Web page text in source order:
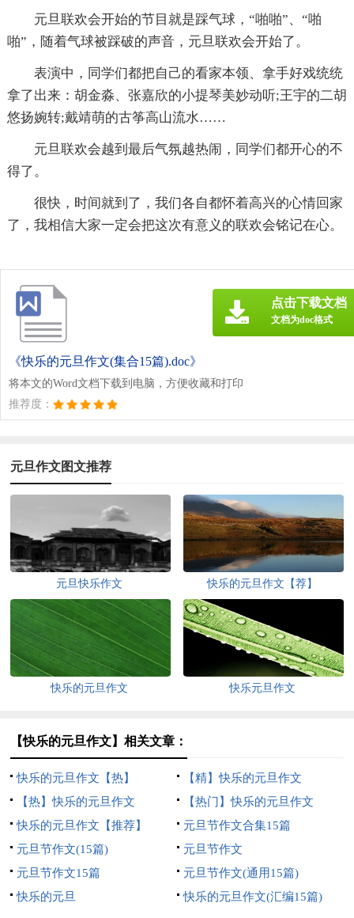
元旦联欢会开始的节目就是踩气球，“啪啪”、“啪
啪”，随着气球被踩破的声音，元旦联欢会开始了。
表演中，同学们都把自己的看家本领、拿手好戏统统
拿了出来：胡金淼、张嘉欣的小提琴美妙动听;王宇的二胡
悠扬婉转;戴靖萌的古筝高山流水……
元旦联欢会越到最后气氛越热闹，同学们都开心的不
得了。
很快，时间就到了，我们各自都怀着高兴的心情回家
了，我相信大家一定会把这次有意义的联欢会铭记在心。
《快乐的元旦作文(集合15篇).doc》
将本文的Word文档下载到电脑，方便收藏和打印
推荐度：
点击下载文档
文档为doc格式
元旦作文图文推荐
元旦快乐作文 快乐的元旦作文【荐】
快乐的元旦作文 快乐元旦作文
【快乐的元旦作文】相关文章：
快乐的元旦作文【热】
【精】快乐的元旦作文
【热】快乐的元旦作文
【热门】快乐的元旦作文
快乐的元旦作文【推荐】
元旦节作文合集15篇
元旦节作文(15篇)
元旦节作文
元旦节作文15篇
元旦节作文(通用15篇)
快乐的元旦
快乐的元旦作文(汇编15篇)